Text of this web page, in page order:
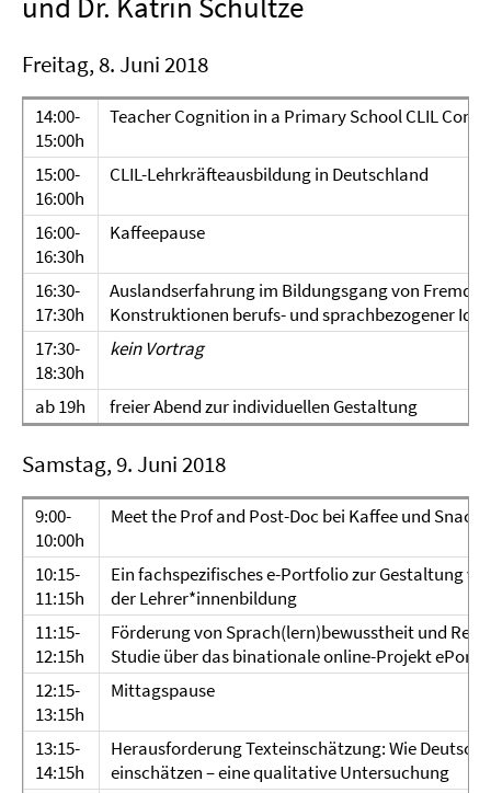
Freitag, 8. Juni 2018
14:00-
15:00h
Teacher Cognition in a Primary School CLIL
15:00-
16:00h
CLIL-Lehrkräfteausbildung in Deutschland
16:00-
16:30h
Kaffeepause
16:30-
17:30h
Auslandserfahrung im Bildungsgang von
Konstruktionen berufs- und sprachbezogener
17:30-
18:30h
kein Vortrag
ab 19h freier Abend zur individuellen Gestaltung
Samstag, 9. Juni 2018
9:00-
10:00h
Meet the Prof and Post-Doc bei Kaffee und Snack
10:15-
11:15h
Ein fachspezifisches e-Portfolio zur Gestaltung
der Lehrer*innenbildung
11:15-
12:15h
Förderung von Sprach(lern)bewusstheit und
Studie über das binationale online-Projekt
12:15-
13:15h
Mittagspause
13:15-
14:15h
Herausforderung Texteinschätzung: Wie
einschätzen – eine qualitative Untersuchung